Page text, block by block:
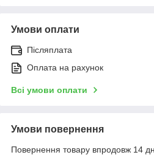
Умови оплати
Післяплата
Оплата на рахунок
Всі умови оплати
Умови повернення
Повернення товару впродовж 14